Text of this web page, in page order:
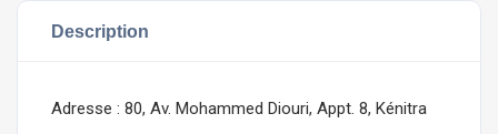
Description
Adresse : 80, Av. Mohammed Diouri, Appt. 8, Kénitra